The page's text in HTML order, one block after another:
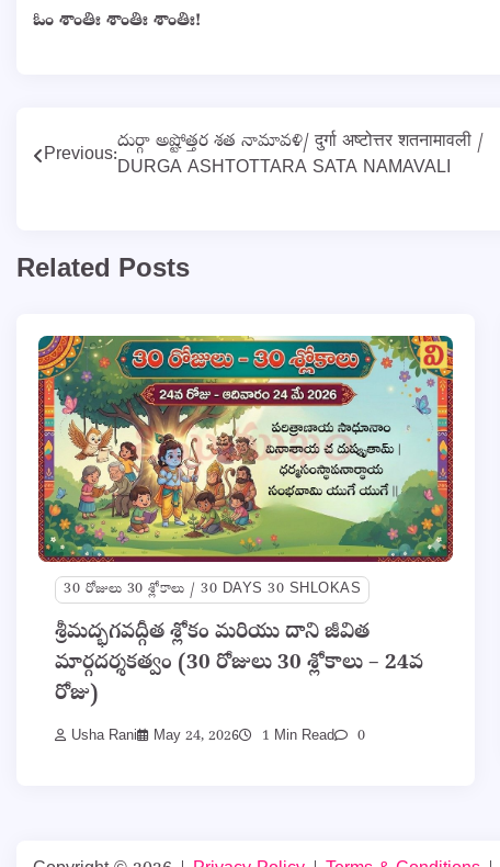
ఓం శాంతిః శాంతిః శాంతిః!
Post
Previous:
దుర్గా అష్టోత్తర శత నామావళి/ दुर्गा अष्टोत्तर शतनामावली /
DURGA ASHTOTTARA SATA NAMAVALI
Related Posts
30 రోజులు 30 శ్లోకాలు / 30 DAYS 30 SHLOKAS
శ్రీమద్భగవద్గీత శ్లోకం మరియు దాని జీవిత
మార్గదర్శకత్వం (30 రోజులు 30 శ్లోకాలు – 24వ
రోజు)
Usha Rani May 24, 2026 1 Min Read 0